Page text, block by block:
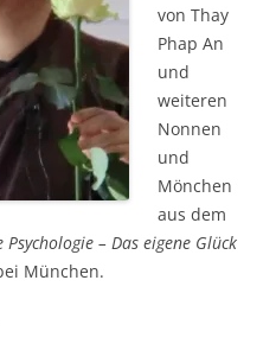
von Thay
Phap An
und
weiteren
Nonnen
und
Mönchen
aus dem
– Das eigene Glück
München.